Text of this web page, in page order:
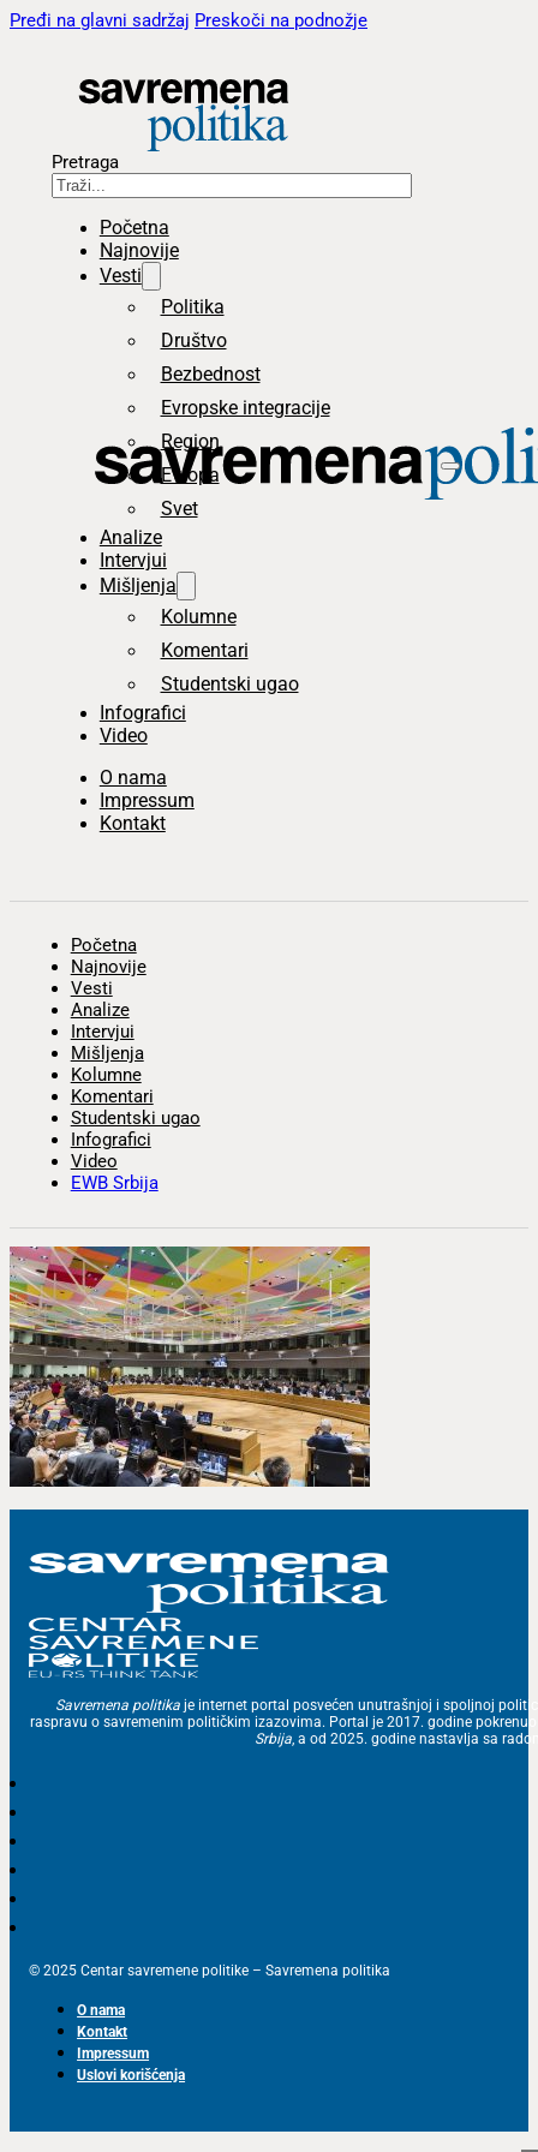
Pređi na glavni sadržaj Preskoči na podnožje
Pretraga
Početna
Najnovije
Vesti
Politika
Društvo
Bezbednost
Evropske integracije
Region
Evropa
Svet
Analize
Intervjui
Mišljenja
Kolumne
Komentari
Studentski ugao
Infografici
Video
O nama
Impressum
Kontakt
Početna
Najnovije
Vesti
Analize
Intervjui
Mišljenja
Kolumne
Komentari
Studentski ugao
Infografici
Video
EWB Srbija
Savremena politika je internet portal posvećen unutrašnjoj i spoljnoj
raspravu o savremenim političkim izazovima. Portal je 2017. godine
Srbija, a od 2025. godine nastavlja sa
© 2025 Centar savremene politike – Savremena politika
O nama
Kontakt
Impressum
Uslovi korišćenja